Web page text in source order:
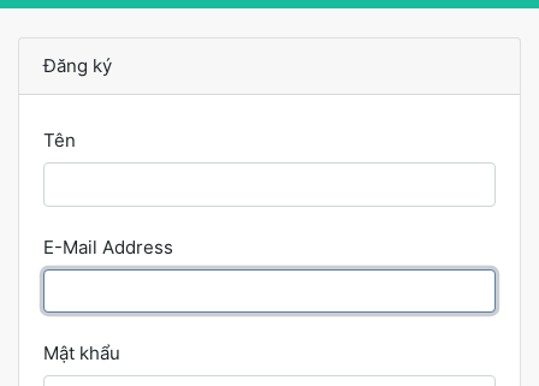
Đăng ký
Tên
E-Mail Address
Mật khẩu